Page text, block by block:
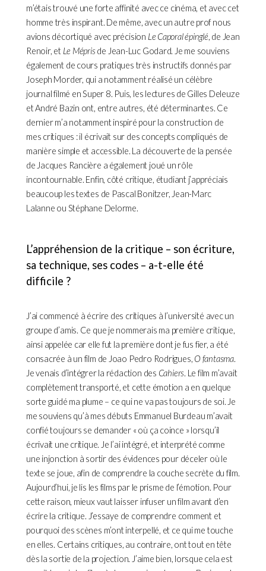
m’étais trouvé une forte affinité avec ce cinéma, et avec cet
homme très inspirant. De même, avec un autre prof nous
avions décortiqué avec précision Le Caporal épinglé, de Jean
Renoir, et Le Méprisde Jean-Luc Godard. Je me souviens
également de cours pratiques très instructifs donnés par
Joseph Morder, qui a notamment réalisé un célèbre
journal filmé en Super 8. Puis, les lectures de Gilles Deleuze
et André Bazin ont, entre autres, été déterminantes. Ce
dernier m’a notamment inspiré pour la construction de
mes critiques : il écrivait sur des concepts compliqués de
manière simple et accessible. La découverte de la pensée
de Jacques Rancière a également joué un rôle
incontournable. Enfin, côté critique, étudiant j’appréciais
beaucoup les textes de Pascal Bonitzer, Jean-Marc
Lalanne ou Stéphane Delorme.
L’appréhension de la critique – son écriture,
sa technique, ses codes – a-t-elle été
difficile ?
J’ai commencé à écrire des critiques à l’université avec un
groupe d’amis. Ce que je nommerais ma première critique,
ainsi appelée car elle fut la première dont je fus fier, a été
consacrée à un film de Joao Pedro Rodrigues, O fantasma.
Je venais d’intégrer la rédaction des Cahiers. Le film m’avait
complètement transporté, et cette émotion a en quelque
sorte guidé ma plume – ce qui ne va pas toujours de soi. Je
me souviens qu’à mes débuts Emmanuel Burdeau m’avait
confié toujours se demander « où ça coince » lorsqu’il
écrivait une critique. Je l’ai intégré, et interprété comme
une injonction à sortir des évidences pour déceler où le
texte se joue, afin de comprendre la couche secrète du film.
Aujourd’hui, je lis les films par le prisme de l’émotion. Pour
cette raison, mieux vaut laisser infuser un film avant d’en
écrire la critique. J’essaye de comprendre comment et
pourquoi des scènes m’ont interpellé, et ce qui me touche
en elles. Certains critiques, au contraire, ont tout en tête
dès la sortie de la projection. J’aime bien, lorsque cela est